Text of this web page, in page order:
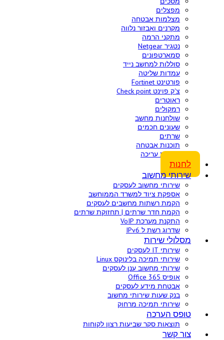
מפצלים
מצלמות אבטחה
מקרנים ואבזור נלווה
מתקני הרמה
נטגיר Netgear
סמארטפונים
סוללות למחשב נייד
עמדות שליטה
פורטינט Fortinet
צ'ק פוינט Check point
ראוטרים
רמקולים
שולחנות מחשב
שעונים חכמים
שרתים
תוכנות אבטחה
תוכנות עריכה
לחנות
שירותי מחשוב
שירותי מחשוב לעסקים
אספקת ציוד למשרד הממוחשב
הקמת רשתות מחשבים לעסקים
הקמת חדר שרתים | תחזוקת שרתים
התקנת מערכת VoIP
שדרוג רשת ל IPv6
מסלולי שירות
שירותי IT לעסקים
שירותי תמיכה בלינוקס Linux
שירותי מחשוב ענן לעסקים
אופיס 365 Office
אבטחת מידע לעסקים
בנק שעות שירותי מחשוב
שירותי תמיכה מרחוק
טופס הערכה
תוצאות סקר שביעות רצון לקוחות
צור קשר